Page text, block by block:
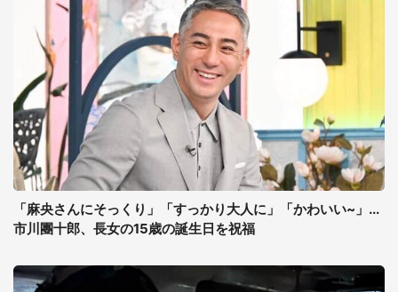
「麻央さんにそっくり」「すっかり大人に」「かわいい~」...
市川團十郎、長女の15歳の誕生日を祝福